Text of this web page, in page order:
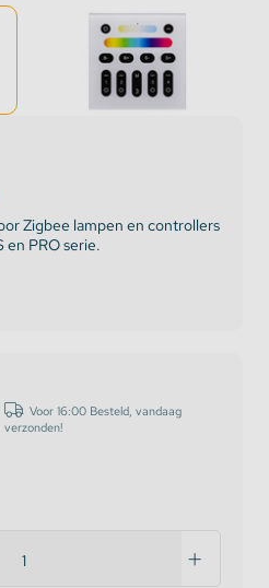
Zigbee lampen en controllers
en PRO serie.
Voor 16:00 Besteld, vandaag
verzonden!